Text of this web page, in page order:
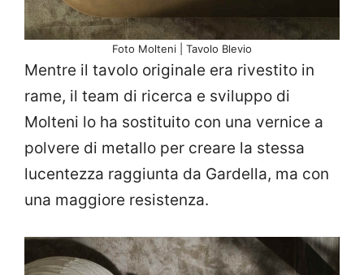
Foto Molteni | Tavolo Blevio
Mentre il tavolo originale era rivestito in
rame, il team di ricerca e sviluppo di
Molteni lo ha sostituito con una vernice a
polvere di metallo per creare la stessa
lucentezza raggiunta da Gardella, ma con
una maggiore resistenza.